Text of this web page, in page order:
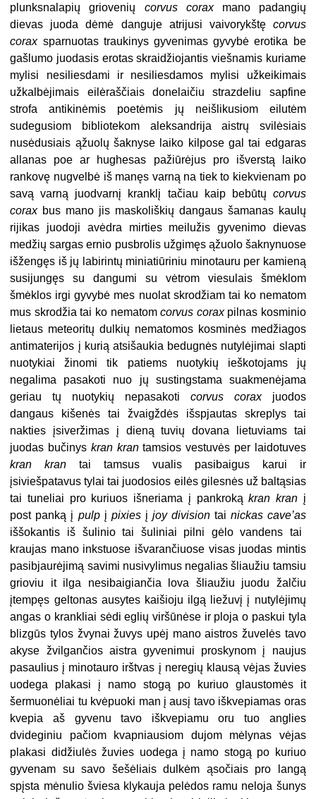
plunksnalapių griovenių corvus coraxmano padangių
dievas juoda dėmė danguje atrijusi vaivorykštę corvus
coraxsparnuotas traukinys gyvenimas gyvybė erotika be
gašlumo juodasis erotas skraidžiojantis viešnamis kuriame
mylisi nesiliesdami ir nesiliesdamos mylisi užkeikimais
užkalbėjimais eilėraščiais donelaičiu strazdeliu sapfine
strofa antikinėmis poetėmis jų neišlikusiom eilutėm
sudegusiom bibliotekom aleksandrija aistrų svilėsiais
nusėdusiais ąžuolų šaknyse laiko kilpose gal tai edgaras
allanas poe ar hughesas pažiūrėjus pro išverstą laiko
rankovę nugvelbė iš manęs varną na tiek to kiekvienam po
savą varną juodvarnį kranklį tačiau kaip bebūtų corvus
coraxbus mano jis maskoliškių dangaus šamanas kaulų
rijikas juodoji avėdra mirties meilužis gyvenimo dievas
medžių sargas ernio pusbrolis užgimęs ąžuolo šaknynuose
išžengęs iš jų labirintų miniatiūriniu minotauru per kamieną
susijungęs su dangumi su vėtrom viesulais šmėklom
šmėklos irgi gyvybė mes nuolat skrodžiam tai ko nematom
mus skrodžia tai ko nematomcorvus coraxpilnas kosminio
lietaus meteoritų dulkių nematomos kosminės medžiagos
antimaterijos į kurią atsišaukia bedugnės nutylėjimai slapti
nuotykiai žinomi tik patiems nuotykių ieškotojams jų
negalima pasakoti nuo jų sustingstama suakmenėjama
geriau tų nuotykių nepasakoti corvus coraxjuodos
dangaus kišenės tai žvaigždės išspjautas skreplys tai
nakties įsiveržimas į dieną tuvių dovana lietuviams tai
juodas bučinys kran krantamsios vestuvės per laidotuves
kran krantai tamsus vualis pasibaigus karui ir
įsiviešpatavus tylai tai juodosios eilės gilesnės už baltąsias
tai tuneliai pro kuriuos išneriama į pankrokąkran kran į
post panką į pulpį pixiesį joy divisiontai nickas cave’as
iššokantis iš šulinio tai šuliniai pilni gėlo vandens tai
kraujas mano inkstuose išvarančiuose visas juodas mintis
pasibjaurėjimą savimi nusivylimus negalias šliaužiu tamsiu
grioviu it ilga nesibaigiančia lova šliaužiu juodu žalčiu
įtempęs geltonas ausytes kaišioju ilgą liežuvį į nutylėjimų
angas o krankliai sėdi eglių viršūnėse ir ploja o paskui tyla
blizgūs tylos žvynai žuvys upėj mano aistros žuvelės tavo
akyse žvilgančios aistra gyvenimui proskynom į naujus
pasaulius į minotauro irštvas į neregių klausą vėjas žuvies
uodega plakasi į namo stogą po kuriuo glaustomės it
šermuonėliai tu kvėpuoki man į ausį tavo iškvepiamas oras
kvepia aš gyvenu tavo iškvepiamu oru tuo anglies
dvideginiu pačiom kvapniausiom dujom mėlynas vėjas
plakasi didžiulės žuvies uodega į namo stogą po kuriuo
gyvenam su savo šešėliais dulkėm ąsočiais pro langą
spįsta mėnulio šviesa klykauja pelėdos ramu neloja šunys